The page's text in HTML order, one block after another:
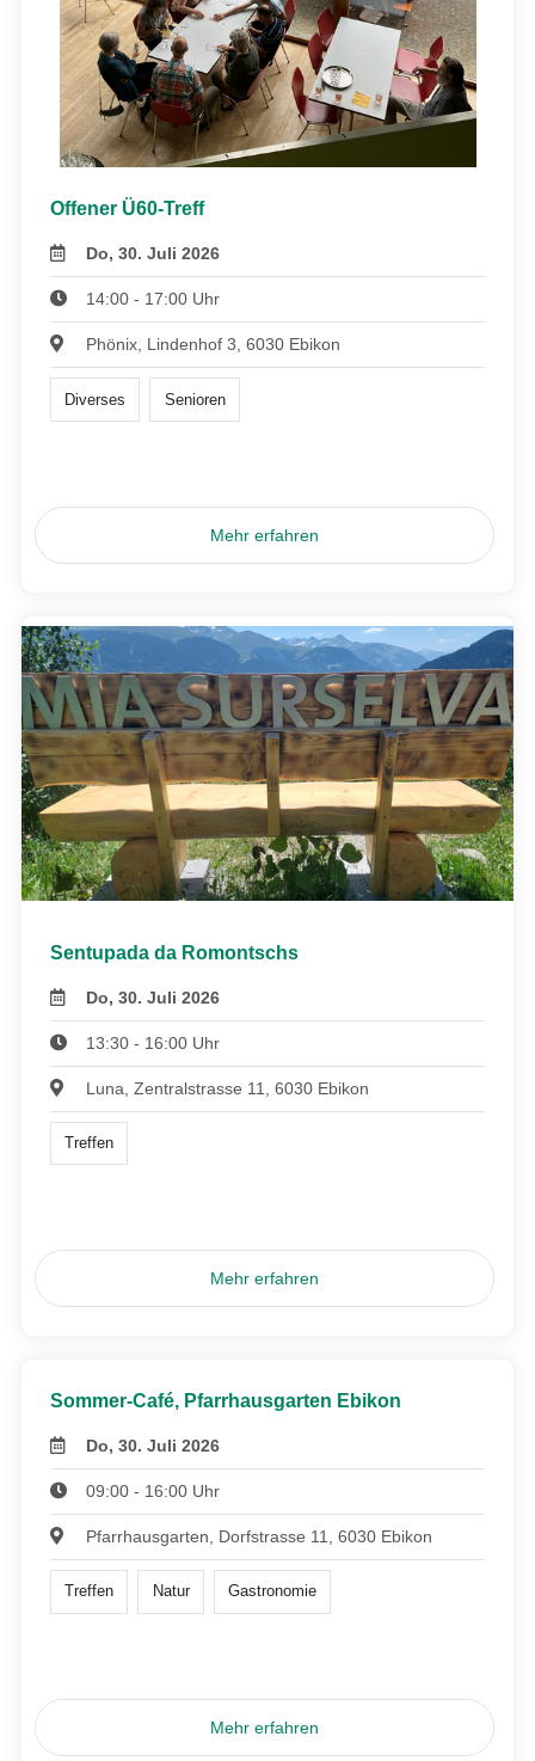
Offener Ü60-Treff
Do, 30. Juli 2026
14:00 - 17:00 Uhr
Phönix, Lindenhof 3, 6030 Ebikon
Diverses Senioren
Mehr erfahren
Sentupada da Romontschs
Do, 30. Juli 2026
13:30 - 16:00 Uhr
Luna, Zentralstrasse 11, 6030 Ebikon
Treffen
Mehr erfahren
Sommer-Café, Pfarrhausgarten Ebikon
Do, 30. Juli 2026
09:00 - 16:00 Uhr
Pfarrhausgarten, Dorfstrasse 11, 6030 Ebikon
Treffen Natur Gastronomie
Mehr erfahren